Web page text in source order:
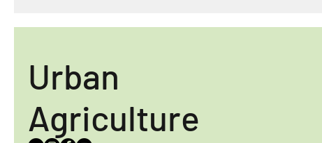
Urban
Agriculture